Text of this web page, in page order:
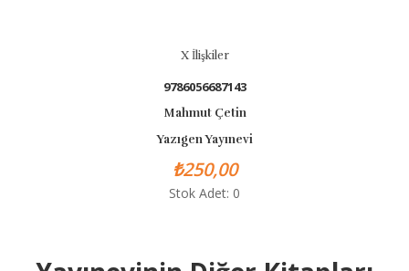
X İlişkiler
9786056687143
Mahmut Çetin
Yazıgen Yayınevi
₺250,00
Stok Adet: 0